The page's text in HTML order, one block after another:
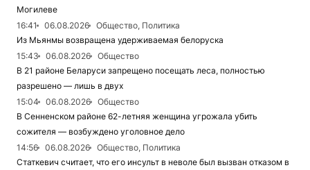
Могилеве
16:41
06.08.2026
Общество, Политика
Из Мьянмы возвращена удерживаемая белоруска
15:43
06.08.2026
Общество
В 21 районе Беларуси запрещено посещать леса, полностью
разрешено — лишь в двух
15:04
06.08.2026
Общество
В Сенненском районе 62-летняя женщина угрожала убить
сожителя — возбуждено уголовное дело
14:56
06.08.2026
Общество, Политика
Статкевич считает, что его инсульт в неволе был вызван отказом в